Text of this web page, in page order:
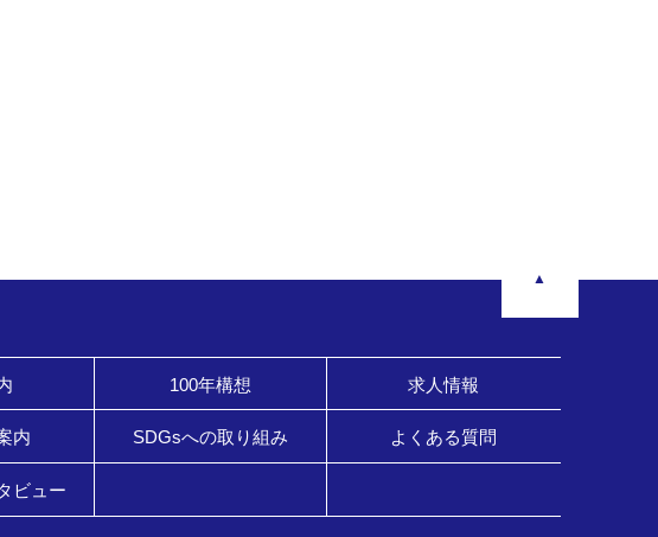
100年構想 求人情報
内 SDGsへの取り組み よくある質問
ビュー
▲